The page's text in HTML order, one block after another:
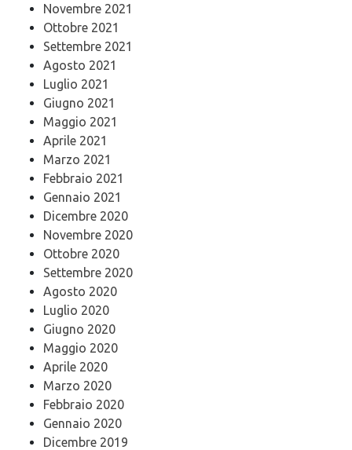
Novembre 2021
Ottobre 2021
Settembre 2021
Agosto 2021
Luglio 2021
Giugno 2021
Maggio 2021
Aprile 2021
Marzo 2021
Febbraio 2021
Gennaio 2021
Dicembre 2020
Novembre 2020
Ottobre 2020
Settembre 2020
Agosto 2020
Luglio 2020
Giugno 2020
Maggio 2020
Aprile 2020
Marzo 2020
Febbraio 2020
Gennaio 2020
Dicembre 2019